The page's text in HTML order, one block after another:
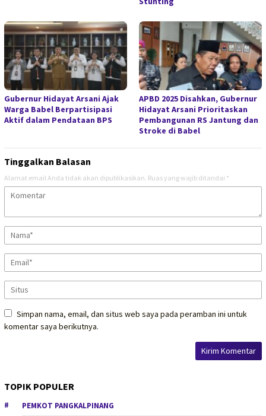
Gubernur Hidayat Arsani Ajak
Warga Babel Berpartisipasi
Aktif dalam Pendataan BPS
APBD 2025 Disahkan, Gubernur
Hidayat Arsani Prioritaskan
Pembangunan RS Jantung dan
Stroke di Babel
Tinggalkan Balasan
Alamat email Anda tidak akan dipublikasikan. Ruas yang wajib ditandai *
Simpan nama, email, dan situs web saya pada peramban ini untuk
komentar saya berikutnya.
TOPIK POPULER
PEMKOT PANGKALPINANG